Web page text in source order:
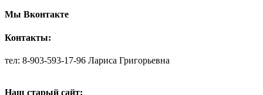
Мы Вконтакте
Контакты:
тел: 8-903-593-17-96 Лариса Григорьевна
Наш старый сайт: